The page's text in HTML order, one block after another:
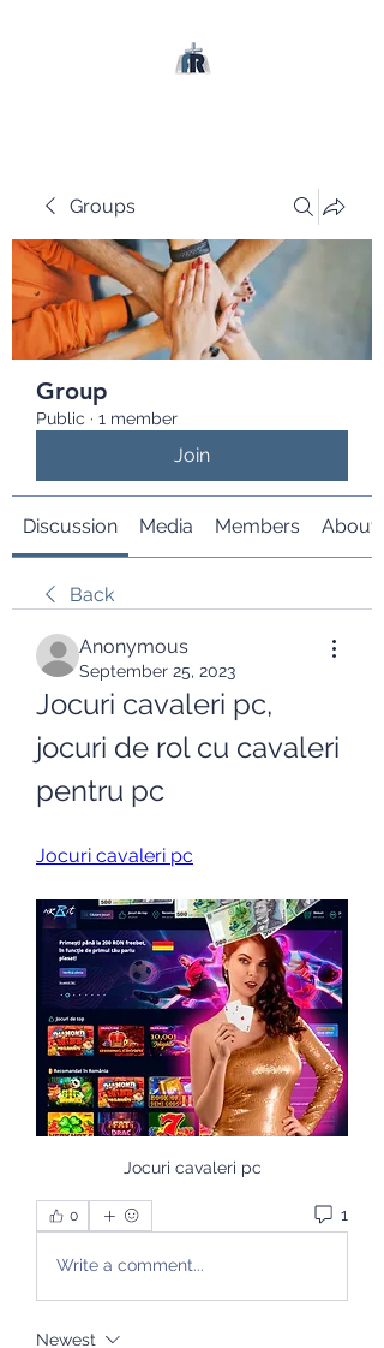
Groups
Group
Public · 1 member
Join
Discussion Media Members About
Back
Anonymous
September 25, 2023
Jocuri cavaleri pc,
jocuri de rol cu cavaleri
pentru pc
Jocuri cavaleri pc
Jocuri cavaleri pc
0 1
Write a comment...
Newest